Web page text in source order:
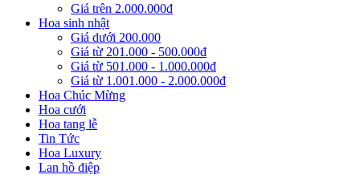
Giá trên 2.000.000đ
Hoa sinh nhật
Giá dưới 200.000
Giá từ 201.000 - 500.000đ
Giá từ 501.000 - 1.000.000đ
Giá từ 1.001.000 - 2.000.000đ
Hoa Chúc Mừng
Hoa cưới
Hoa tang lễ
Tin Tức
Hoa Luxury
Lan hồ điệp